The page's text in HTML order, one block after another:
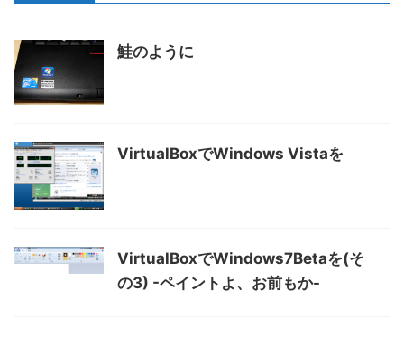
鮭のように
VirtualBoxでWindows Vistaを
VirtualBoxでWindows7Betaを(そ
の3) -ペイントよ、お前もか-